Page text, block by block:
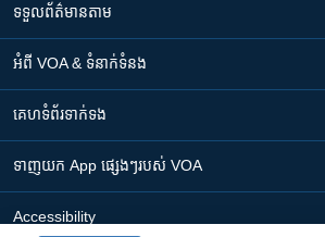
ទទួល​ព័ត៌មាន​តាម
អំពី​ VOA & ទំនាក់ទំនង
គេហទំព័រ​​ទាក់ទង
ទាញយក​ App ផ្សេងៗ​របស់​ VOA
Accessibility